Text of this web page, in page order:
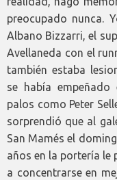
preocupado nunca.
Albano Bizzarri, el
Avellaneda con el
también estaba
se había empeñado
palos como Peter
sorprendió que al
San Mamés el
años en la portería le
a concentrarse en